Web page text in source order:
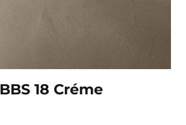
BBS 18 Créme